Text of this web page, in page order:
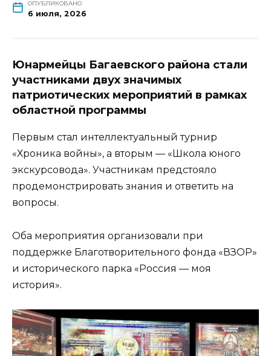
ОПУБЛИКОВАНО
6 июля, 2026
Юнармейцы Багаевского района стали
участниками двух значимых
патриотических мероприятий в рамках
областной программы
Первым стал интеллектуальный турнир
«Хроника войны», а вторым — «Школа юного
экскурсовода». Участникам предстояло
продемонстрировать знания и ответить на
вопросы.
Оба мероприятия организовали при
поддержке Благотворительного фонда «ВЗОР»
и исторического парка «Россия — моя
история».